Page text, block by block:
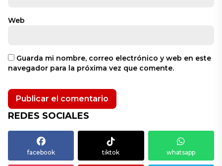
Web
Guarda mi nombre, correo electrónico y web en este
navegador para la próxima vez que comente.
REDES SOCIALES
facebook tiktok whatsapp